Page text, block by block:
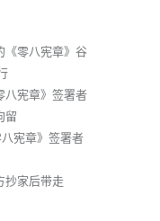
《零八宪章》谷
八宪章》签署者
留
宪章》签署者
抄家后带走